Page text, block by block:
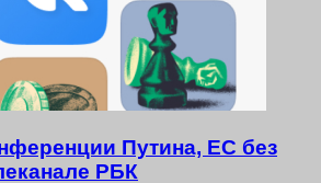
Путина, ЕС без
РБК